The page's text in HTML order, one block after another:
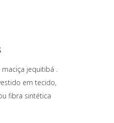
jequitibá .
em tecido,
fibra sintética